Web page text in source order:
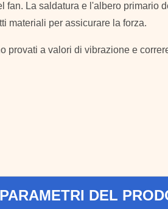
La saldatura e l'albero primario
materiali per assicurare la forza.
provati a valori di vibrazione e
PARAMETRI DEL